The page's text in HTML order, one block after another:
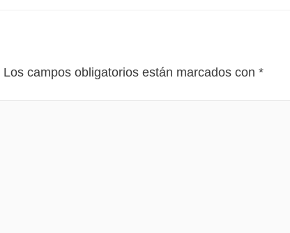
Los campos obligatorios están marcados con *